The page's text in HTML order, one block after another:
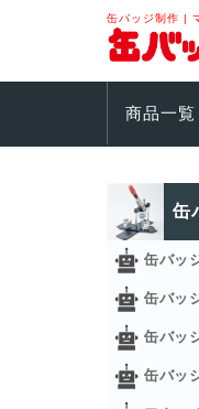
缶バッジ制作 |
商品一覧
缶
缶バッ
缶バッ
缶バッ
缶バッ